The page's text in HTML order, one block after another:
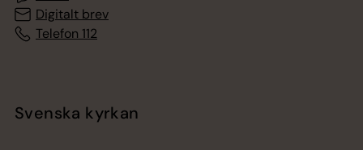
Digitalt brev
Telefon 112
Svenska kyrkan